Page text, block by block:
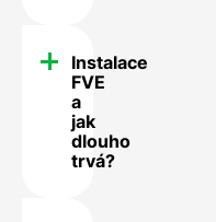
Instalace
FVE
a
jak
dlouho
trvá?